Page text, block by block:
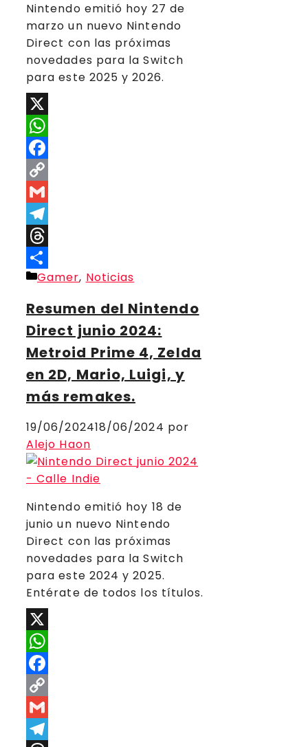
Nintendo emitió hoy 27 de
marzo un nuevo Nintendo
Direct con las próximas
novedades para la Switch
para este 2025 y 2026.
X
WhatsApp
Facebook
Copy
Link
Gmail
Telegram
Threads
Compartir
Categorías
Gamer, Noticias
Resumen del Nintendo
Direct junio 2024:
Metroid Prime 4, Zelda
en 2D, Mario, Luigi, y
más remakes.
19/06/202418/06/2024 por
Alejo Haon
Nintendo emitió hoy 18 de
junio un nuevo Nintendo
Direct con las próximas
novedades para la Switch
para este 2024 y 2025.
Entérate de todos los títulos.
X
WhatsApp
Facebook
Copy
Link
Gmail